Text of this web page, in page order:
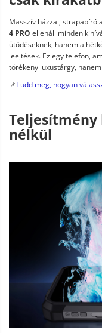
Masszív házzal, strapabíró
4 PRO ellenáll minden
ütődéseknek, hanem a
leejtések. Ez egy telefon,
törékeny luxustárgy,
📌Tudd meg, hogyan
nélkül